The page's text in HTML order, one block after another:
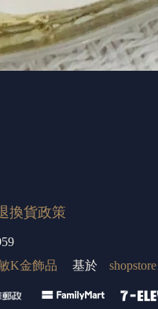
換貨政策
K金飾品 基於 shopstore